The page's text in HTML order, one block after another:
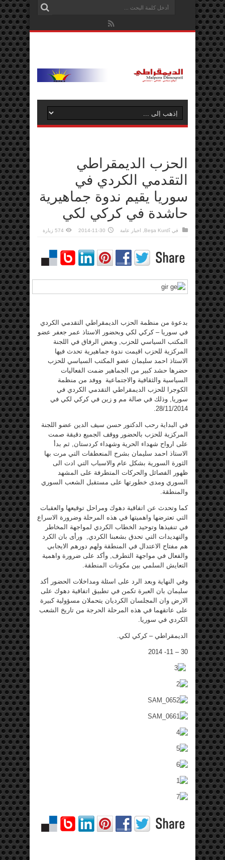
الحزب الديمقراطي
التقدمي الكردي في
سوريا يقيم ندوة جماهيرية
حاشدة في كركي لكي
في Beşa Kurdî اخبار عامة 2014-11-30 574 زيارة
بدعوة من منظمة الحزب الديمقراطي التقدمي الكردي
في سوريا – كركي لكي وبحضور الاستاذ عمر جعفر عضو
المكتب السياسي للحزب, وبعض الرفاق في اللجنة
المركزية للحزب اقيمت ندوة جماهيرية تحدث فيها
الاستاذ احمد سليمان عضو المكتب السياسي للحزب
حضرها حشد كبير من الجماهير ضمت الفعاليات
السياسية والثقافية والاجتماعية ووفد من منظمة
الكوجرا للحزب الديمقراطي التقدمي الكردي في
سوريا, وذلك في صالة مم و زين في كركي لكي في
28/11/2014.
في البداية رحب الدكتور حسن سيف الدين عضو اللجنة
المركزية للحزب بالحضور ووقف الجميع دقيقة صمت
على ارواح شهداء الحرية وشهداء كردستان, ثم بدأ
الاستاذ احمد سليمان بشرح المنعطفات التي مرت بها
الثورة السورية بشكل عام والاسباب التي ادت الى
ظهور الفصائل والحركات المتطرفة على المشهد
السوري ومدى خطورتها على مستقبل الشعب السوري
والمنطقة.
كما وتحدث عن اتفاقية دهوك ومراحل توقيعها والعقبات
التي تعترضها واهميتها في هذه المرحلة وضرورة الاسراع
في تنفيذها وتوحيد الخطاب الكردي لمواجهة المخاطر
والتهديدات التي تحدق بشعبنا الكردي, ورأى بان الكرد
هم مفتاح الاعتدال في المنطقة ولهم دورهم الايجابي
والفعال في مواجهة التطرف, وأكد على ضرورة واهمية
التعايش السلمي بين مكونات المنطقة.
وفي النهاية وبعد الرد على اسئلة ومداخلات الحضور أكد
سليمان بان العبرة تكمن في تطبيق اتفاقية دهوك على
الارض وان المجلسان الكرديان يتحملان مسؤولية كبيرة
على عاتقهما في هذه المرحلة الحرجة من تاريخ الشعب
الكردي في سوريا.
الديمقراطي – كركي لكي.
30 – 11- 2014